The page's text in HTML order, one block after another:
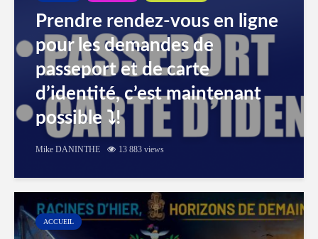
Prendre rendez-vous en ligne
pour les demandes de
passeport et de carte
d’identité, c’est maintenant
possible ⤵️!
Mike DANINTHE 13 883 views
ACCUEIL